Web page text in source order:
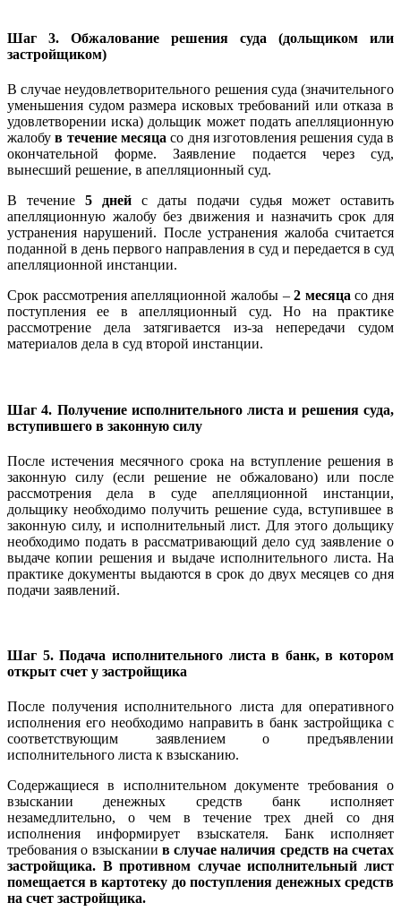
Шаг 3. Обжалование решения суда (дольщиком или
застройщиком)
В случае неудовлетворительного решения суда (значительного
уменьшения судом размера исковых требований или отказа в
удовлетворении иска) дольщик может подать апелляционную
жалобув течение месяцасо дня изготовления решения суда в
окончательной форме. Заявление подается через суд,
вынесший решение, в апелляционный суд.
В течение 5 дней с даты подачи судья может оставить
апелляционную жалобу без движения и назначить срок для
устранения нарушений. После устранения жалоба считается
поданной в день первого направления в суд и передается в суд
апелляционной инстанции.
Срок рассмотрения апелляционной жалобы –2 месяца со дня
поступления ее в апелляционный суд. Но на практике
рассмотрение дела затягивается из-за непередачи судом
материалов дела в суд второй инстанции.
Шаг 4. Получение исполнительного листа и решения суда,
вступившего в законную силу
После истечения месячного срока на вступление решения в
законную силу (если решение не обжаловано) или после
рассмотрения дела в суде апелляционной инстанции,
дольщику необходимо получить решение суда, вступившее в
законную силу, и исполнительный лист. Для этого дольщику
необходимо подать в рассматривающий дело суд заявление о
выдаче копии решения и выдаче исполнительного листа. На
практике документы выдаются в срок до двух месяцев со дня
подачи заявлений.
Шаг 5.Подача исполнительного листа в банк, в котором
открыт счет у застройщика
После получения исполнительного листа для оперативного
исполнения его необходимо направить в банк застройщика с
соответствующим заявлением о предъявлении
исполнительного листа к взысканию.
Содержащиеся в исполнительном документе требования о
взыскании денежных средств банк исполняет
незамедлительно, о чем в течение трех дней со дня
исполнения информирует взыскателя. Банк исполняет
требования о взыскании в случае наличия средств на счетах
застройщика. В противном случае исполнительный лист
помещается в картотеку до поступления денежных средств
на счет застройщика.